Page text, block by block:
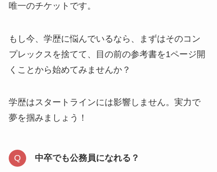
唯一のチケットです。
もし今、学歴に悩んでいるなら、まずはそのコン
プレックスを捨てて、目の前の参考書を1ページ開
くことから始めてみませんか？
学歴はスタートラインには影響しません。実力で
夢を掴みましょう！
中卒でも公務員になれる？